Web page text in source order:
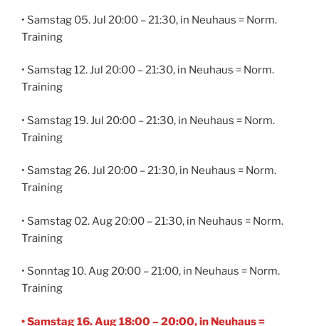
• Samstag 05. Jul 20:00 – 21:30, in Neuhaus = Norm.
Training
• Samstag 12. Jul 20:00 – 21:30, in Neuhaus = Norm.
Training
• Samstag 19. Jul 20:00 – 21:30, in Neuhaus = Norm.
Training
• Samstag 26. Jul 20:00 – 21:30, in Neuhaus = Norm.
Training
• Samstag 02. Aug 20:00 – 21:30, in Neuhaus = Norm.
Training
• Sonntag 10. Aug 20:00 – 21:00, in Neuhaus = Norm.
Training
• Samstag 16. Aug 18:00 – 20:00, in Neuhaus =